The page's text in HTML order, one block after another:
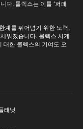
다. 롤렉스는 이를 ‘퍼페
계를 뛰어넘기 위한 노력,
워졌습니다. 롤렉스 시계
대한 롤렉스의 기여도 오
래닛